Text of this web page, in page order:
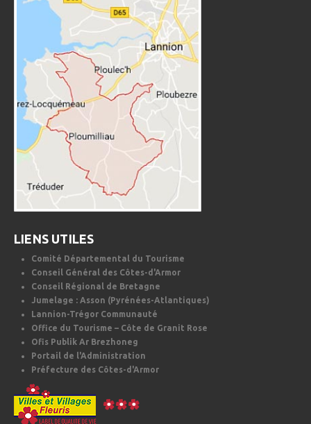
LIENS UTILES
Comité Départemental du Tourisme
Conseil Général des Côtes-d'Armor
Conseil Régional de Bretagne
Jumelage : Asson (Pyrénées-Atlantiques)
Lannion-Trégor Communauté
Office du Tourisme – Côte de Granit Rose
Ofis Publik Ar Brezhoneg
Portail de l'Administration
Préfecture des Côtes-d'Armor